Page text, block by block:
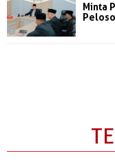
Minta